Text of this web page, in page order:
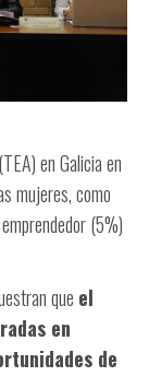
(TEA) en Galicia en
mujeres, como
(5%)
que el
en
de